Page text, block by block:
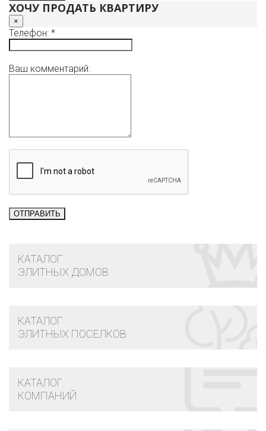
ХОЧУ ПРОДАТЬ КВАРТИРУ
×
Телефон: *
Ваш комментарий:
КАТАЛОГ
ЭЛИТНЫХ ДОМОВ
КАТАЛОГ
ЭЛИТНЫХ ПОСЕЛКОВ
КАТАЛОГ
КОМПАНИЙ